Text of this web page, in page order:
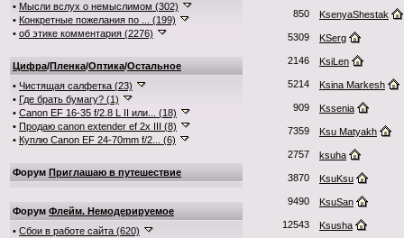
• Мысли вслух о немыслимом (302)
• Конкретные пожелания по ... (199)
• об этике комментария (2276)
Цифра/Пленка/Оптика/Остальное
• Чистящая салфетка (23)
• Где брать бумагу? (1)
• Canon EF 16-35 f/2.8 L II или... (18)
• Продаю canon extender ef 2x III (8)
• Куплю Canon EF 24-70mm f/2... (6)
Форум Приглашаю в путешествие
Форум Флейм. Немодерируемое
• Сбои в работе сайта (620)
850 KsenyaShestak
5309 KSerg
2146 KsiLen
5214 Ksina Markesh
909 Kssenia
7359 Ksu Matyakh
2757 ksuha
3870 KsuKsu
9490 KsuSan
12543 Ksusha